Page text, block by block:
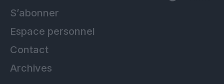
S’abonner
Espace personnel
Contact
Archives